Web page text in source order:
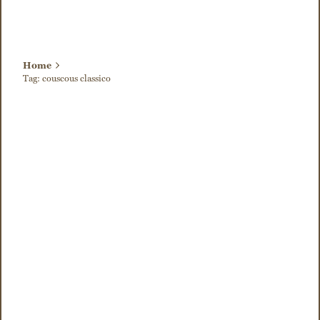
Home
Tag: couscous classico